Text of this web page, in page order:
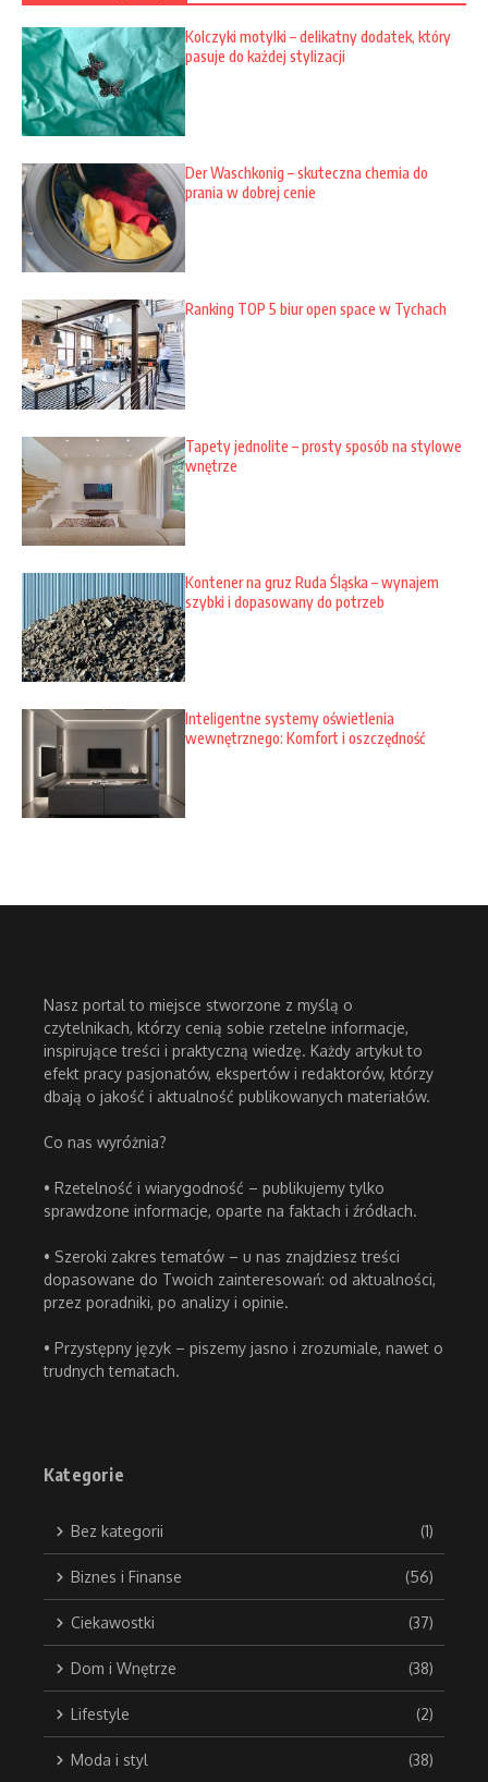
Kolczyki motylki – delikatny dodatek, który
pasuje do każdej stylizacji
Der Waschkonig – skuteczna chemia do
prania w dobrej cenie
Ranking TOP 5 biur open space w Tychach
Tapety jednolite – prosty sposób na stylowe
wnętrze
Kontener na gruz Ruda Śląska – wynajem
szybki i dopasowany do potrzeb
Inteligentne systemy oświetlenia
wewnętrznego: Komfort i oszczędność
Nasz portal to miejsce stworzone z myślą o
czytelnikach, którzy cenią sobie rzetelne informacje,
inspirujące treści i praktyczną wiedzę. Każdy artykuł to
efekt pracy pasjonatów, ekspertów i redaktorów, którzy
dbają o jakość i aktualność publikowanych materiałów.
Co nas wyróżnia?
• Rzetelność i wiarygodność – publikujemy tylko
sprawdzone informacje, oparte na faktach i źródłach.
• Szeroki zakres tematów – u nas znajdziesz treści
dopasowane do Twoich zainteresowań: od aktualności,
przez poradniki, po analizy i opinie.
• Przystępny język – piszemy jasno i zrozumiale, nawet o
trudnych tematach.
Kategorie
Bez kategorii (1)
Biznes i Finanse (56)
Ciekawostki (37)
Dom i Wnętrze (38)
Lifestyle (2)
Moda i styl (38)